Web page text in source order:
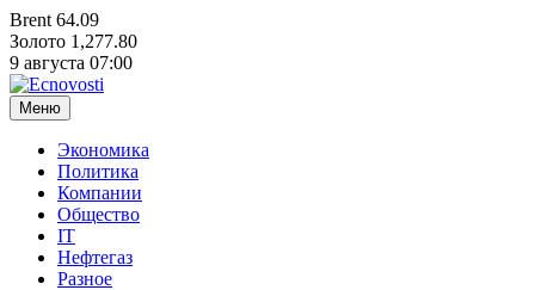
Brent 64.09
Золото 1,277.80
9 августа 07:00
Меню
Экономика
Политика
Компании
Общество
IT
Нефтегаз
Разное